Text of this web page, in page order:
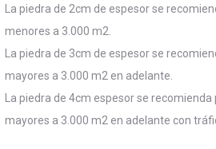
La piedra de 2cm de espesor se
menores a 3.000 m2.
La piedra de 3cm de espesor se
mayores a 3.000 m2 en adelante.
La piedra de 4cm espesor se
mayores a 3.000 m2 en adelante con